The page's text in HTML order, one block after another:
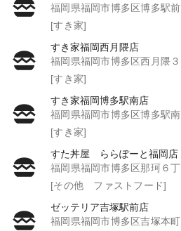
福岡県福岡市博多区博多駅
[すき家]
すき家福岡西月隈店
福岡県福岡市博多区西月隈
[すき家]
すき家福岡博多駅南店
福岡県福岡市博多区博多駅
[すき家]
すた丼屋 ららぽーと福岡店
福岡県福岡市博多区那珂６丁
[その他 ファストフード]
ゼッテリア吉塚駅前店
福岡県福岡市博多区吉塚本